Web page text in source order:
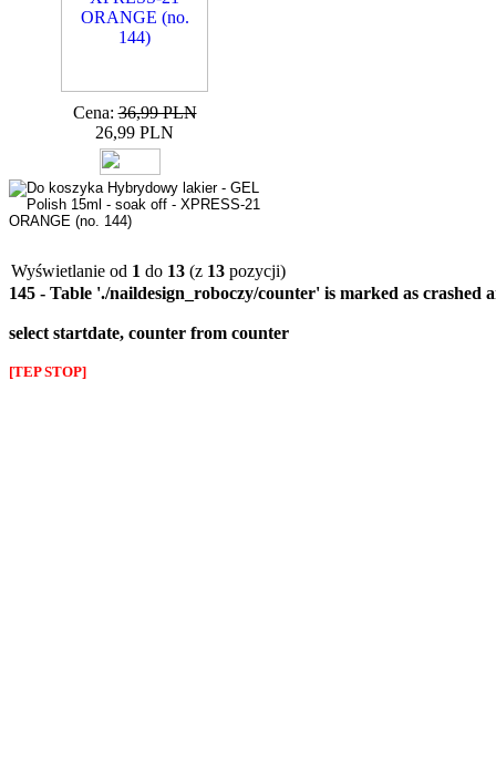
Cena: 36,99 PLN
26,99 PLN
Wyświetlanie od 1 do 13 (z 13 pozycji)
145 - Table './naildesign_roboczy/counter' is marked as crashed
select startdate, counter from counter
[TEP STOP]